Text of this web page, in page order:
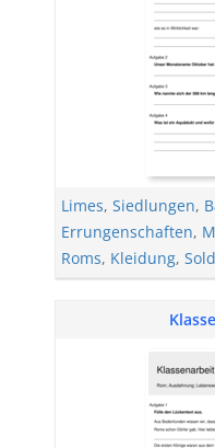
Limes, Siedlungen,
Errungenschaften,
Roms, Kleidung,